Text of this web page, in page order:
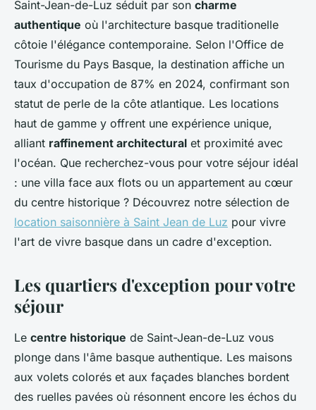
Saint-Jean-de-Luz séduit par son charme
authentique où l'architecture basque traditionelle
côtoie l'élégance contemporaine. Selon l'Office de
Tourisme du Pays Basque, la destination affiche un
taux d'occupation de 87% en 2024, confirmant son
statut de perle de la côte atlantique. Les locations
haut de gamme y offrent une expérience unique,
alliant raffinement architectural et proximité avec
l'océan. Que recherchez-vous pour votre séjour idéal
: une villa face aux flots ou un appartement au cœur
du centre historique ? Découvrez notre sélection de
location saisonnière à Saint Jean de Luz pour vivre
l'art de vivre basque dans un cadre d'exception.
Les quartiers d'exception pour votre
séjour
Le centre historique de Saint-Jean-de-Luz vous
plonge dans l'âme basque authentique. Les maisons
aux volets colorés et aux façades blanches bordent
des ruelles pavées où résonnent encore les échos du